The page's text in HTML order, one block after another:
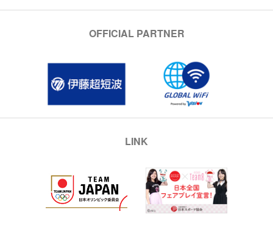
OFFICIAL PARTNER
LINK